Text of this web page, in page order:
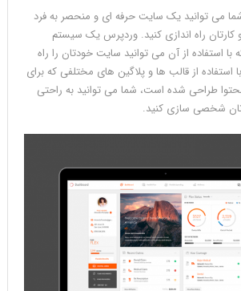
می توانید یک سایت حرفه ای و منحصر به فرد
راه اندازی کنید. وردپرس یک سیستم
استفاده از آن می توانید سایت خودتان را راه
استفاده از قالب ها و پلاگین های مختلفی که برای
طراحی شده است، شما می توانید به راحتی
شخصی سازی کنید.